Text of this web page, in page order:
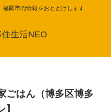
岡市の情報をおとどけします
生活NEO
ごはん（博多区博多